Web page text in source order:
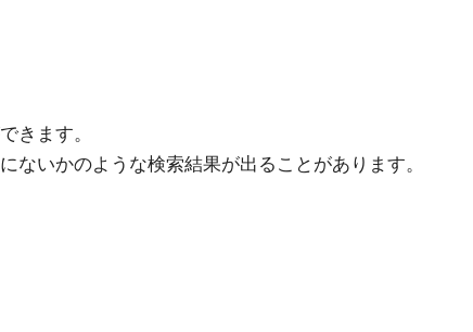
きます。
ないかのような検索結果が出ることがあります。